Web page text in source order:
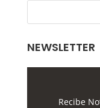
NEWSLETTER
Recibe